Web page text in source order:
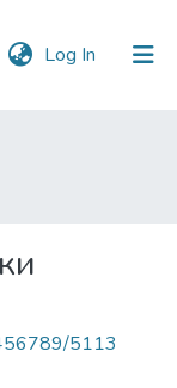
Log In (current)
5113